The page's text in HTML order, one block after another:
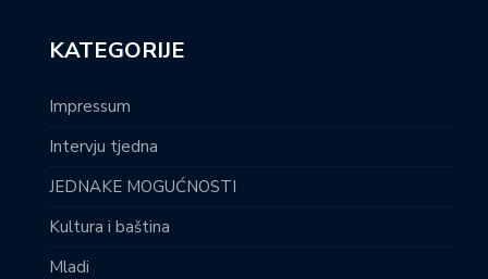
KATEGORIJE
Impressum
Intervju tjedna
JEDNAKE MOGUĆNOSTI
Kultura i baština
Mladi